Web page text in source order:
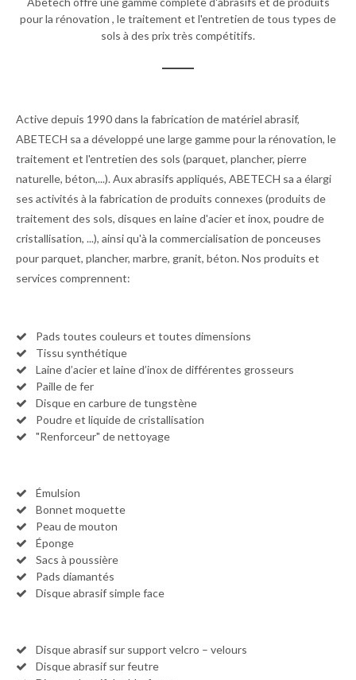
pour la rénovation , le traitement et l'entretien de tous types de
sols à des prix très compétitifs.
Active depuis 1990 dans la fabrication de matériel abrasif,
ABETECH sa a développé une large gamme pour la rénovation, le
traitement et l'entretien des sols (parquet, plancher, pierre
naturelle, béton,...). Aux abrasifs appliqués, ABETECH sa a élargi
ses activités à la fabrication de produits connexes (produits de
traitement des sols, disques en laine d'acier et inox, poudre de
cristallisation, ...), ainsi qu'à la commercialisation de ponceuses
pour parquet, plancher, marbre, granit, béton. Nos produits et
services comprennent:
Pads toutes couleurs et toutes dimensions
Tissu synthétique
Laine d’acier et laine d’inox de différentes grosseurs
Paille de fer
Disque en carbure de tungstène
Poudre et liquide de cristallisation
"Renforceur" de nettoyage
Émulsion
Bonnet moquette
Peau de mouton
Éponge
Sacs à poussière
Pads diamantés
Disque abrasif simple face
Disque abrasif sur support velcro – velours
Disque abrasif sur feutre